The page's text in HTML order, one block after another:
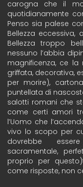
carogna che il
quotidianamente
Penso sia palese
Bellezza eccessiva,
Bellezza troppo
nessuno l’abbia
magnificenza, ce la
griffata, decorativa,
per morire),
puntellata di
salotti romani che
come certi amori
l’Uomo che
vivo lo scopo per
dovrebbe
sacramentale,
proprio per
come risposte, non